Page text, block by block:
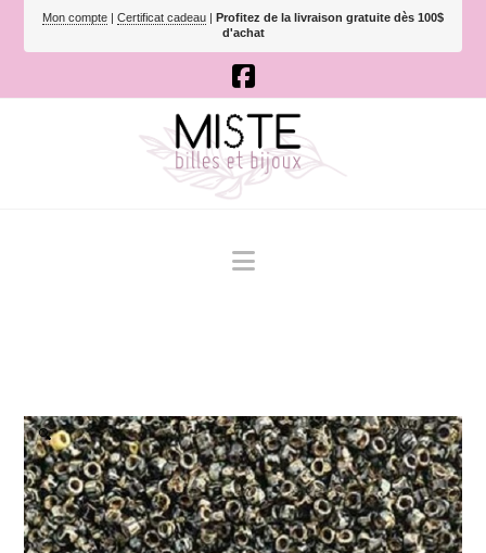
Mon compte | Certificat cadeau | Profitez de la livraison gratuite dès 100$
d'achat
Navigation
🔍